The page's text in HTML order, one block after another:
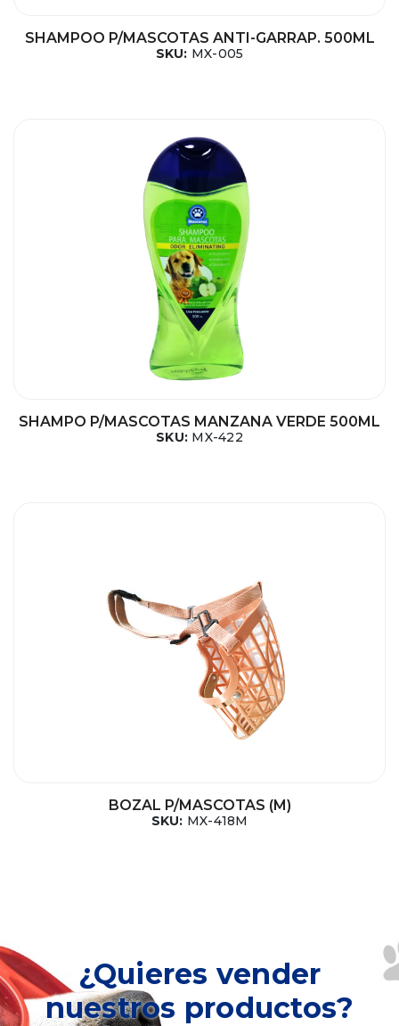
SHAMPOO P/MASCOTAS ANTI-GARRAP. 500ML
SKU: MX-005
SHAMPO P/MASCOTAS MANZANA VERDE 500ML
SKU: MX-422
BOZAL P/MASCOTAS (M)
SKU: MX-418M
¿Quieres vender
nuestros productos?